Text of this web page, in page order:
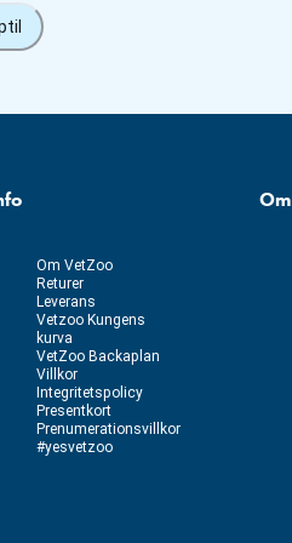
Om VetZoo
Returer
Leverans
Vetzoo Kungens
kurva
VetZoo Backaplan
Villkor
Integritetspolicy
Presentkort
Prenumerationsvillkor
#yesvetzoo